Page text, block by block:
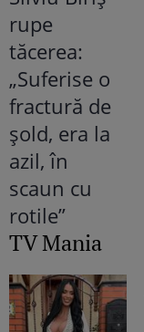
TV Mania